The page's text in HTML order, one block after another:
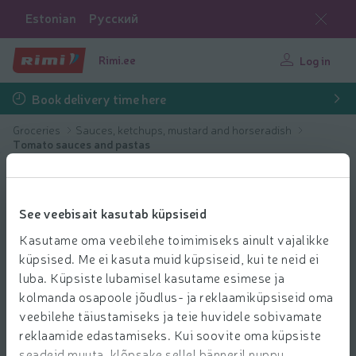
See veebisait kasutab küpsiseid
Kasutame oma veebilehe toimimiseks ainult vajalikke
küpsised. Me ei kasuta muid küpsiseid, kui te neid ei
luba. Küpsiste lubamisel kasutame esimese ja
kolmanda osapoole jõudlus- ja reklaamiküpsiseid oma
veebilehe täiustamiseks ja teie huvidele sobivamate
reklaamide edastamiseks. Kui soovite oma küpsiste
Estonian Русский
Rimi.ee Log in
Book delivery time here
Groceries
Sauces, ketchups, mustard and horseradish
Tomato sauces and pastas